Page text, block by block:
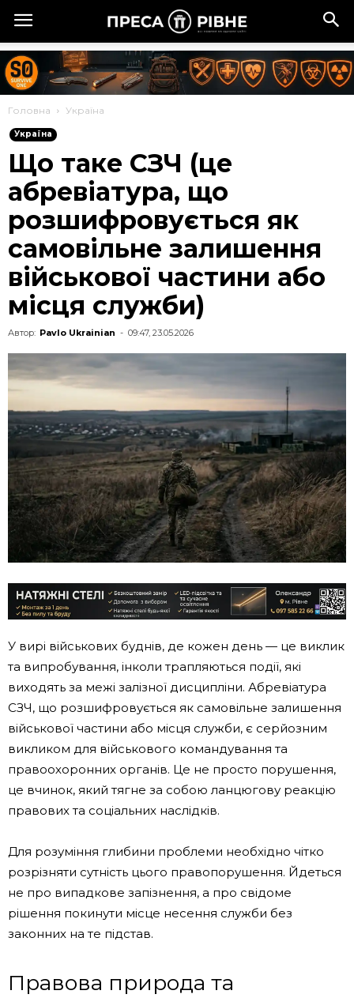
Головна Україна
Україна
Що таке СЗЧ (це
абревіатура, що
розшифровується як
самовільне залишення
військової частини або
місця служби)
Автор: Pavlo Ukrainian - 09:47, 23.05.2026
У вирі військових буднів, де кожен день — це виклик
та випробування, інколи трапляються події, які
виходять за межі залізної дисципліни. Абревіатура
СЗЧ, що розшифровується як самовільне залишення
військової частини або місця служби, є серйозним
викликом для військового командування та
правоохоронних органів. Це не просто порушення,
це вчинок, який тягне за собою ланцюгову реакцію
правових та соціальних наслідків.
Для розуміння глибини проблеми необхідно чітко
розрізняти сутність цього правопорушення. Йдеться
не про випадкове запізнення, а про свідоме
рішення покинути місце несення служби без
законних на те підстав.
Правова природа та